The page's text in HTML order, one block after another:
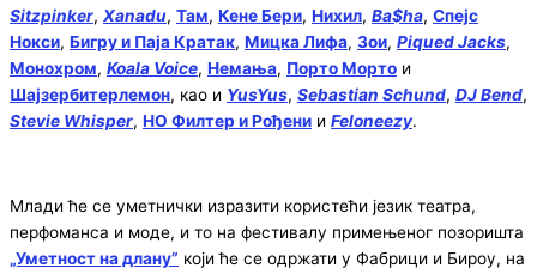
Sitzpinker, Xanadu, Там, Кене Бери, Нихил, Ba$ha, Спејс
Нокси, Бигру и Паја Кратак, Мицка Лифа, Зои, Piqued Jacks,
Монохром, Koala Voice, Немања, Порто Морто и
Шајзербитерлемон, као и YusYus, Sebastian Schund, DJ Bend,
Stevie Whisper, НО Филтер и Рођени и Feloneezy.
Млади ће се уметнички изразити користећи језик театра,
перфоманса и моде, и то на фестивалу примењеног позоришта
„Уметност на длану” који ће се одржати у Фабрици и Бироу, на